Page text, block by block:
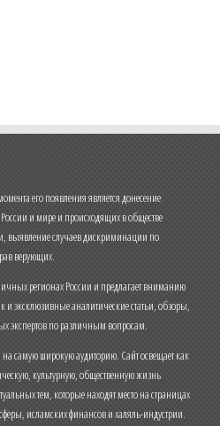
его появления является донесение
и мире и происходящих в обществе
выявление случаев дискриминации по
верующих.
регионах России и предлагает вниманию
эксклюзивные аналитические статьи, обзоры,
экспертов по различным вопросам.
самую широкую аудиторию. Сайт освещает как
культурную, общественную жизнь
тем, которые находят место на страницах
исламских финансов и халяль-индустрии.